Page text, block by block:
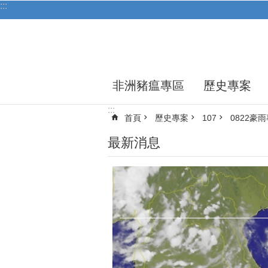
跳到主要內容區塊
:::
非洲豬瘟專區 歷史專案
:::
首頁 歷史專案 107 0822豪雨
最新消息